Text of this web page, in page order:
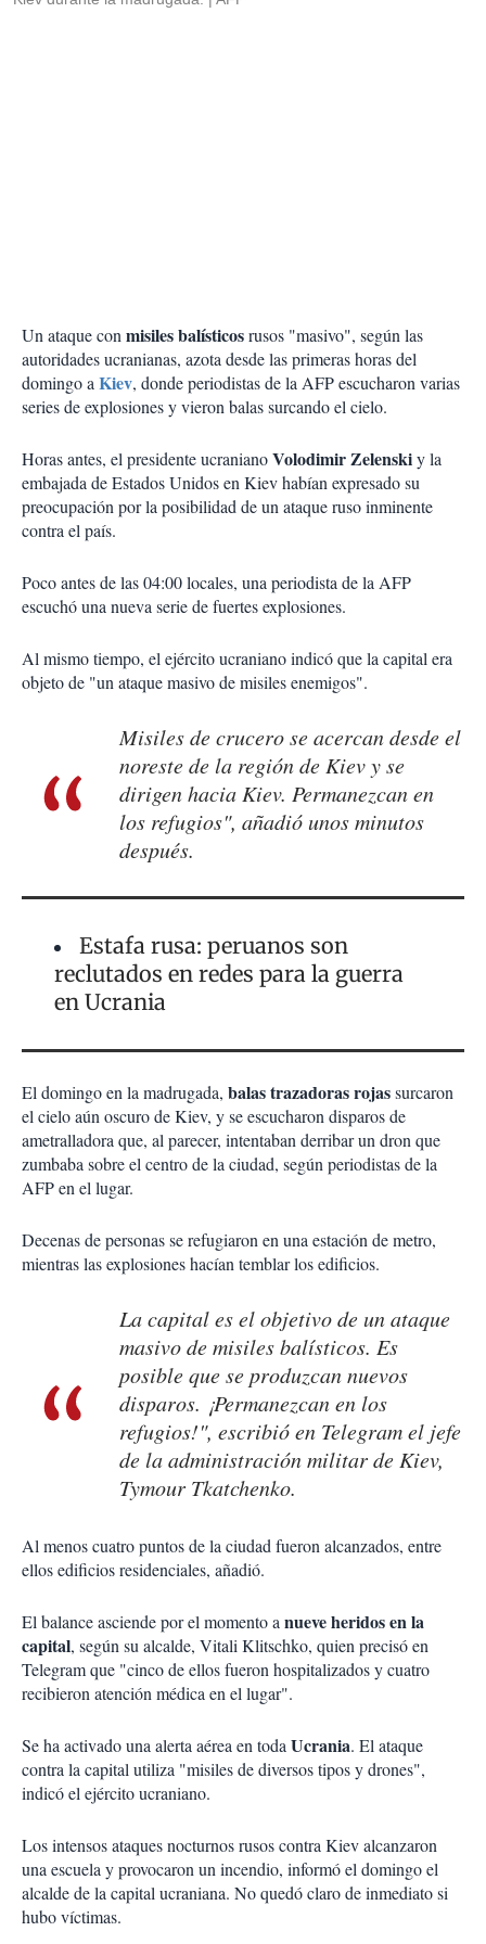
Un ataque conmisiles balísticosrusos "masivo", según las
autoridades ucranianas, azota desde las primeras horas del
domingo aKiev, donde periodistas de la AFP escucharon varias
series de explosiones y vieron balas surcando el cielo.
Horas antes, el presidente ucranianoVolodimir Zelenskiy la
embajada de Estados Unidos en Kiev habían expresado su
preocupación por la posibilidad de un ataque ruso inminente
contra el país.
Poco antes de las 04:00 locales, una periodista de la AFP
escuchó una nueva serie de fuertes explosiones.
Al mismo tiempo, el ejército ucraniano indicó que la capital era
objeto de "un ataque masivo de misiles enemigos".
Misiles de crucero se acercan desde el
noreste de la región de Kiev y se
dirigen hacia Kiev. Permanezcan en
los refugios", añadió unos minutos
después.
Estafa rusa: peruanos son
reclutados en redes para la guerra
en Ucrania
El domingo en la madrugada, balas trazadoras rojassurcaron
el cielo aún oscuro de Kiev, y se escucharon disparos de
ametralladora que, al parecer, intentaban derribar un dron que
zumbaba sobre el centro de la ciudad, según periodistas de la
AFP en el lugar.
Decenas de personas se refugiaron en una estación de metro,
mientras las explosiones hacían temblar los edificios.
La capital es el objetivo de un ataque
masivo de misiles balísticos. Es
posible que se produzcan nuevos
disparos. ¡Permanezcan en los
refugios!", escribió en Telegram el jefe
de la administración militar de Kiev,
Tymour Tkatchenko.
Al menos cuatro puntos de la ciudad fueron alcanzados, entre
ellos edificios residenciales, añadió.
El balance asciende por el momento anueve heridos en la
capital, según su alcalde, Vitali Klitschko, quien precisó en
Telegram que "cinco de ellos fueron hospitalizados y cuatro
recibieron atención médica en el lugar".
Se ha activado una alerta aérea en todaUcrania. El ataque
contra la capital utiliza "misiles de diversos tipos y drones",
indicó el ejército ucraniano.
Los intensos ataques nocturnos rusos contra Kiev alcanzaron
una escuela y provocaron un incendio, informó el domingo el
alcalde de la capital ucraniana. No quedó claro de inmediato si
hubo víctimas.